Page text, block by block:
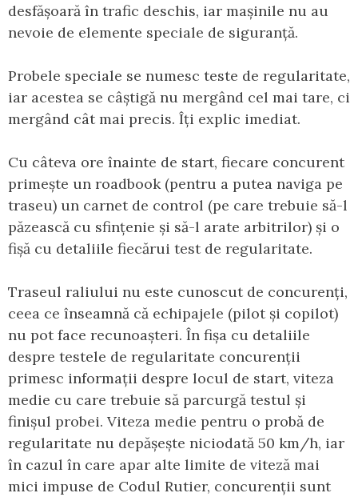
desfășoară în trafic deschis, iar mașinile nu au
nevoie de elemente speciale de siguranță.
Probele speciale se numesc teste de regularitate,
iar acestea se câștigă nu mergând cel mai tare, ci
mergând cât mai precis. Îți explic imediat.
Cu câteva ore înainte de start, fiecare concurent
primește un roadbook (pentru a putea naviga pe
traseu) un carnet de control (pe care trebuie să-l
păzească cu sfințenie și să-l arate arbitrilor) și o
fișă cu detaliile fiecărui test de regularitate.
Traseul raliului nu este cunoscut de concurenți,
ceea ce înseamnă că echipajele (pilot și copilot)
nu pot face recunoașteri. În fișa cu detaliile
despre testele de regularitate concurenții
primesc informații despre locul de start, viteza
medie cu care trebuie să parcurgă testul și
finișul probei. Viteza medie pentru o probă de
regularitate nu depășește niciodată 50 km/h, iar
în cazul în care apar alte limite de viteză mai
mici impuse de Codul Rutier, concurenții sunt